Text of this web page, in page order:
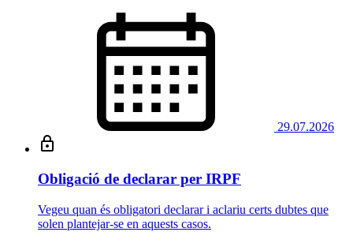
29.07.2026
Obligació de declarar per IRPF
Vegeu quan és obligatori declarar i aclariu certs dubtes que
solen plantejar-se en aquests casos.